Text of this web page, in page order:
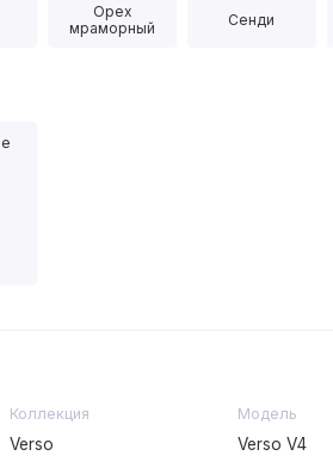
Орех
мраморный
Сенди
Коллекция
Verso
Модель
Verso V4